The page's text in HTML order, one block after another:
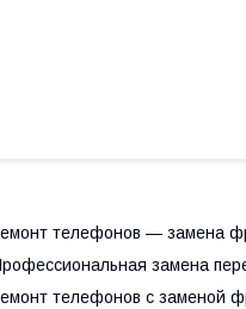
телефонов — замена
замена
телефонов с заменой